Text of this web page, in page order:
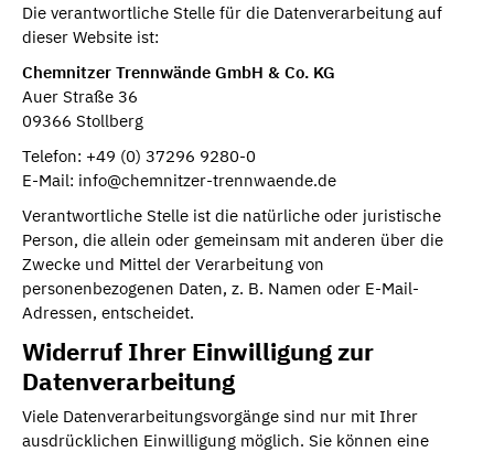
Die verantwortliche Stelle für die Datenverarbeitung auf
dieser Website ist:
Chemnitzer Trennwände GmbH & Co. KG
Auer Straße 36
09366 Stollberg
Telefon: +49 (0) 37296 9280-0
E-Mail: info@chemnitzer-trennwaende.de
Verantwortliche Stelle ist die natürliche oder juristische
Person, die allein oder gemeinsam mit anderen über die
Zwecke und Mittel der Verarbeitung von
personenbezogenen Daten, z. B. Namen oder E-Mail-
Adressen, entscheidet.
Widerruf Ihrer Einwilligung zur
Datenverarbeitung
Viele Datenverarbeitungsvorgänge sind nur mit Ihrer
ausdrücklichen Einwilligung möglich. Sie können eine